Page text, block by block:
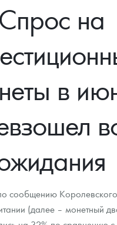
и СССР
после 1950г
с монетами из драгметаллов
Спрос на
в
сообщению
(далее – монетный